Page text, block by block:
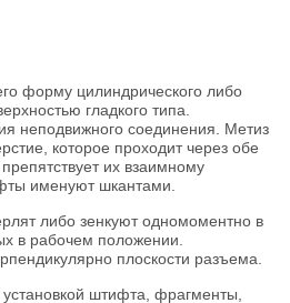
форму цилиндрического либо
гладкого типа.
неподвижного соединения. Метиз
которое проходит через обе
их взаимному
именуют шкантами.
либо зенкуют одномоментно в
в рабочем положении.
плоскости разъема.
штифта, фрагменты,